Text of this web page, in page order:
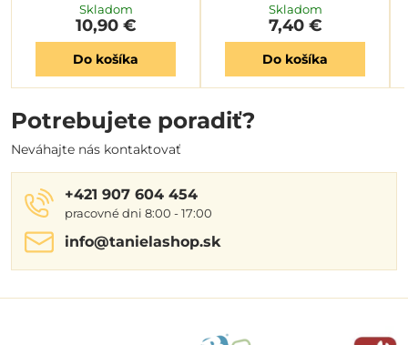
Skladom
10,90 €
Do košíka
Skladom
7,40 €
Do košíka
Potrebujete poradiť?
Neváhajte nás kontaktovať
+421 907 604 454
pracovné dni 8:00 - 17:00
info​@tanielashop​.sk